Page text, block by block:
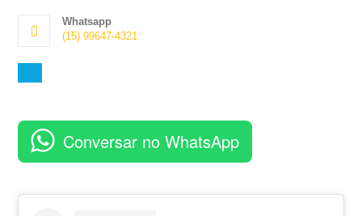
Whatsapp
(15) 99647-4321
aplicativo
Conversar no WhatsApp